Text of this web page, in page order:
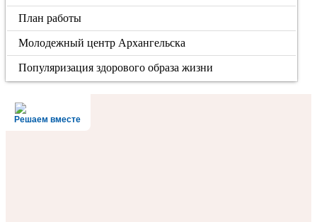
План работы
Молодежный центр Архангельска
Популяризация здорового образа жизни
Решаем вместе